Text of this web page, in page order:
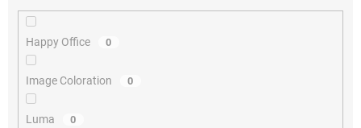
Happy Office 0
Image Coloration 0
Luma 0